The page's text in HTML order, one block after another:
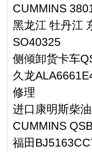
CUMMINS
黑龙江 牡丹江
SO40325
侧倾卸货卡车
久龙
修理
进口康明斯柴
CUMMINS
福田